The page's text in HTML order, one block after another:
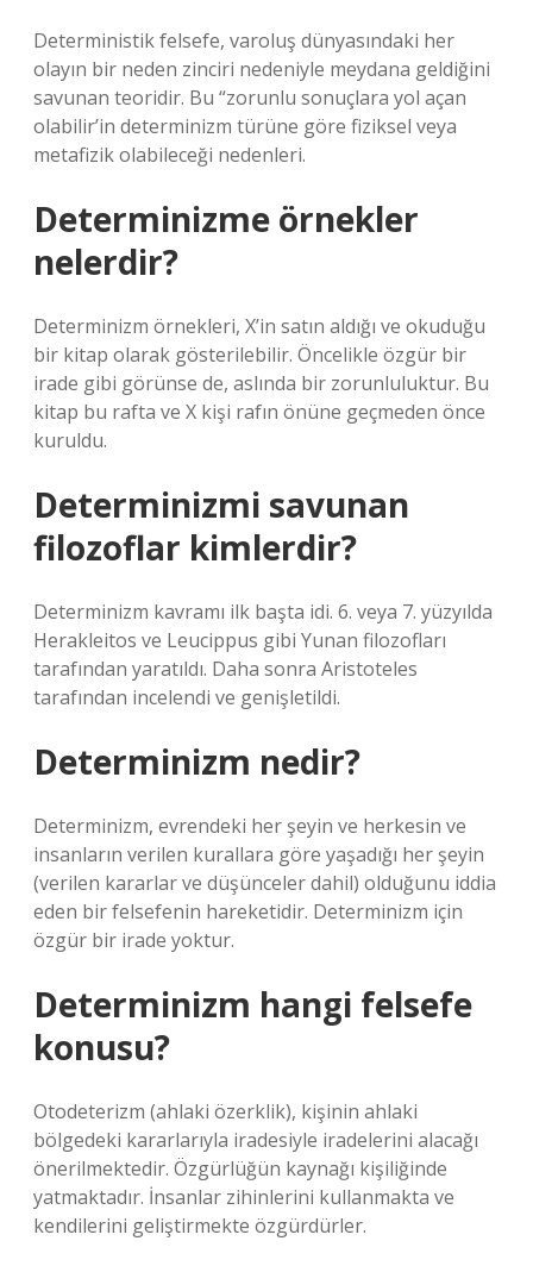
Deterministik felsefe, varoluş dünyasındaki her
olayın bir neden zinciri nedeniyle meydana geldiğini
savunan teoridir. Bu “zorunlu sonuçlara yol açan
olabilir’in determinizm türüne göre fiziksel veya
metafizik olabileceği nedenleri.
Determinizme örnekler
nelerdir?
Determinizm örnekleri, X’in satın aldığı ve okuduğu
bir kitap olarak gösterilebilir. Öncelikle özgür bir
irade gibi görünse de, aslında bir zorunluluktur. Bu
kitap bu rafta ve X kişi rafın önüne geçmeden önce
kuruldu.
Determinizmi savunan
filozoflar kimlerdir?
Determinizm kavramı ilk başta idi. 6. veya 7. yüzyılda
Herakleitos ve Leucippus gibi Yunan filozofları
tarafından yaratıldı. Daha sonra Aristoteles
tarafından incelendi ve genişletildi.
Determinizm nedir?
Determinizm, evrendeki her şeyin ve herkesin ve
insanların verilen kurallara göre yaşadığı her şeyin
(verilen kararlar ve düşünceler dahil) olduğunu iddia
eden bir felsefenin hareketidir. Determinizm için
özgür bir irade yoktur.
Determinizm hangi felsefe
konusu?
Otodeterizm (ahlaki özerklik), kişinin ahlaki
bölgedeki kararlarıyla iradesiyle iradelerini alacağı
önerilmektedir. Özgürlüğün kaynağı kişiliğinde
yatmaktadır. İnsanlar zihinlerini kullanmakta ve
kendilerini geliştirmekte özgürdürler.